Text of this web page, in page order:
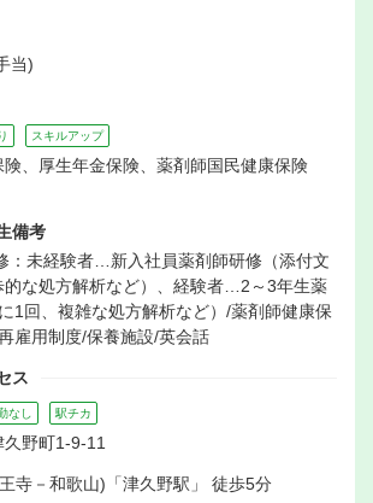
当)
スキルアップ
険、厚生年金保険、薬剤師国民健康保険
備考
：未経験者…新入社員薬剤師研修（添付文
的な処方解析など）、経験者…2～3年生薬
1回、複雑な処方解析など）/薬剤師健康保
雇用制度/保養施設/英会話
ス
なし 駅チカ
久野町1-9-11
寺－和歌山)「津久野駅」 徒歩5分